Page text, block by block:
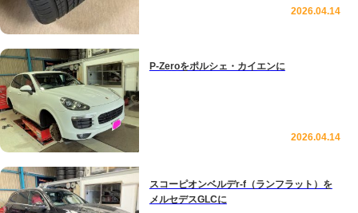
2026.04.14
P-Zeroをポルシェ・カイエンに
2026.04.14
スコーピオンベルデr-f（ランフラット）を
メルセデスGLCに